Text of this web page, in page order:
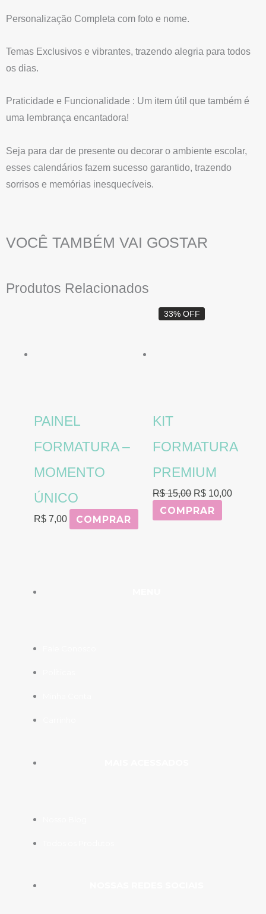
Personalização Completa com foto e nome.
Temas Exclusivos e vibrantes, trazendo alegria para todos
os dias.
Praticidade e Funcionalidade : Um item útil que também é
uma lembrança encantadora!
Seja para dar de presente ou decorar o ambiente escolar,
esses calendários fazem sucesso garantido, trazendo
sorrisos e memórias inesquecíveis.
VOCÊ TAMBÉM VAI GOSTAR
Produtos Relacionados
PAINEL
FORMATURA –
MOMENTO
ÚNICO
R$7,00 COMPRAR
33% OFF
KIT
FORMATURA
PREMIUM
R$15,00
O
R$ 10,00
COMPRAR